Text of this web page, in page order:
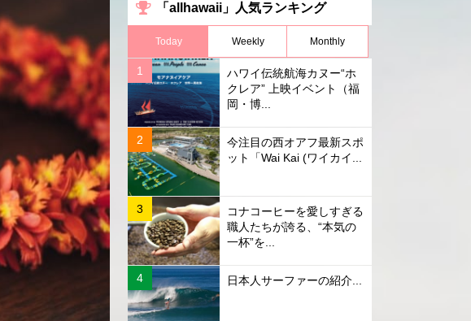
ー
「allhawaii」人気ランキング
Today Weekly Monthly
ハワイ伝統航海カヌー“ホ
クレア” 上映イベント（福
岡・博...
今注目の西オアフ最新スポ
ット「Wai Kai (ワイカイ...
コナコーヒーを愛しすぎる
職人たちが誇る、“本気の
一杯”を...
日本人サーファーの紹介...